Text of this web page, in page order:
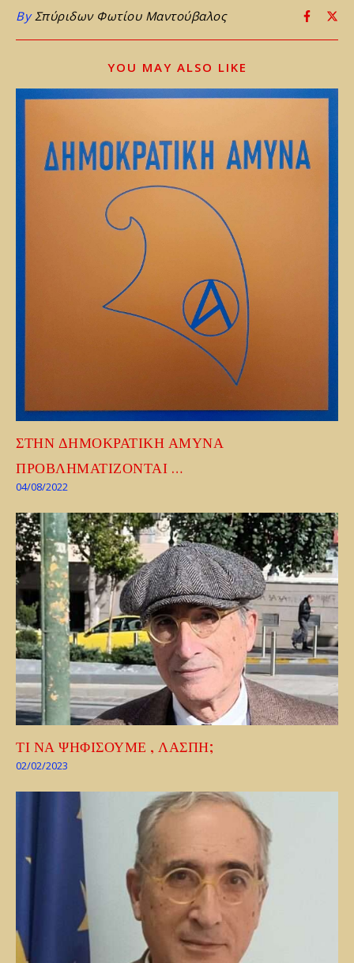
ByΣπύριδων Φωτίου Μαντούβαλος
YOU MAY ALSO LIKE
ΣΤΗΝ ΔΗΜΟΚΡΑΤΙΚΗ ΑΜΥΝΑ
ΠΡΟΒΛΗΜΑΤΙΖΟΝΤΑΙ …
04/08/2022
ΤΙ ΝΑ ΨΗΦΙΣΟΥΜΕ , ΛΑΣΠΗ;
02/02/2023